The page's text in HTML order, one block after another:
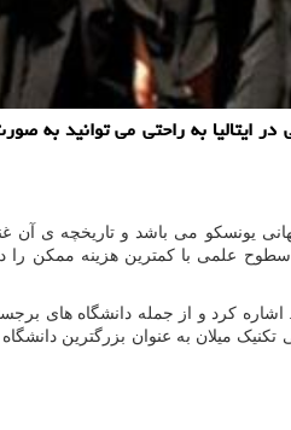
ایتالیا به راحتی می توانید به
یونسکو می باشد و تاریخچه ی
علمی با کمترین هزینه ممکن را
کرد و از جمله دانشگاه های
میلان به عنوان بزرگترین